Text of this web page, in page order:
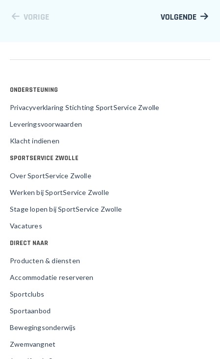
VORIGE VOLGENDE
ONDERSTEUNING
Privacyverklaring Stichting SportService Zwolle
Leveringsvoorwaarden
Klacht indienen
SPORTSERVICE ZWOLLE
Over SportService Zwolle
Werken bij SportService Zwolle
Stage lopen bij SportService Zwolle
Vacatures
DIRECT NAAR
Producten & diensten
Accommodatie reserveren
Sportclubs
Sportaanbod
Bewegingsonderwijs
Zwemvangnet